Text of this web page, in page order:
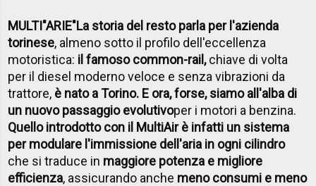
MULTI"ARIE"La storia del resto parla per l'azienda
torinese, almeno sotto il profilo dell'eccellenza
motoristica: il famoso common-rail,chiave di volta
per il diesel moderno veloce e senza vibrazioni da
trattore, è nato a Torino. E ora, forse, siamo all'alba di
un nuovo passaggio evolutivoper i motori a benzina.
Quello introdotto con il MultiAir è infatti un sistema
per modulare l'immissione dell'aria in ogni cilindro
che si traduce in maggiore potenza e migliore
efficienza, assicurando anche meno consumi e meno